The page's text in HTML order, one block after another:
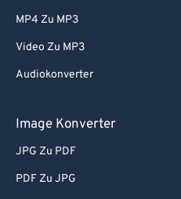
MP4 Zu MP3
Video Zu MP3
Audiokonverter
Image Konverter
JPG Zu PDF
PDF Zu JPG